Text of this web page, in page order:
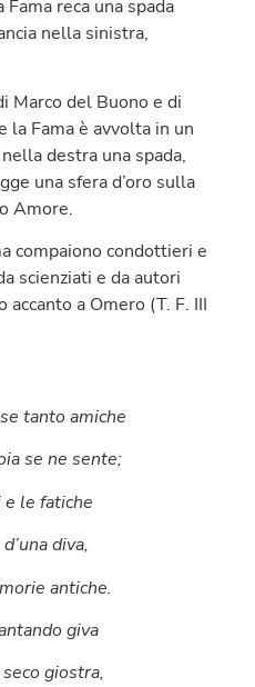
Fama reca una spada
nella sinistra,
Marco del Buono e di
la Fama è avvolta in un
destra una spada,
una sfera d’oro sulla
Amore.
compaiono condottieri e
scienziati e da autori
a Omero (T. F. III
tanto amiche
se ne sente;
le fatiche
diva,
antiche.
giva
giostra,